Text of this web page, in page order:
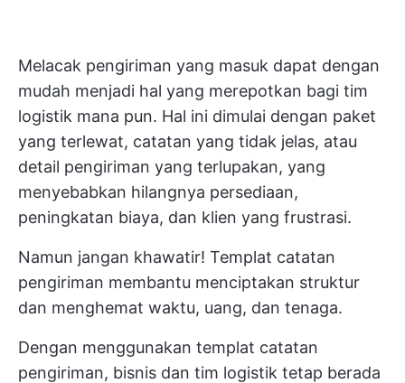
Melacak pengiriman yang masuk dapat dengan
mudah menjadi hal yang merepotkan bagi tim
logistik mana pun. Hal ini dimulai dengan paket
yang terlewat, catatan yang tidak jelas, atau
detail pengiriman yang terlupakan, yang
menyebabkan hilangnya persediaan,
peningkatan biaya, dan klien yang frustrasi.
Namun jangan khawatir! Templat catatan
pengiriman membantu menciptakan struktur
dan menghemat waktu, uang, dan tenaga.
Dengan menggunakan templat catatan
pengiriman, bisnis dan tim logistik tetap berada